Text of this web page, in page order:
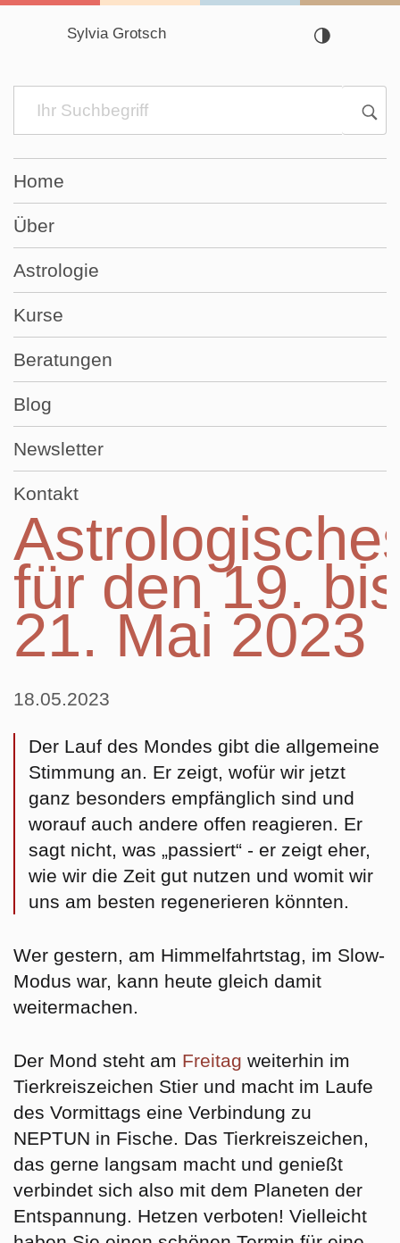
Sylvia Grotsch
Navigation
überspringen
Home
Über
Astrologie
Kurse
Beratungen
Blog
Newsletter
Kontakt
für den 19. bis
21. Mai 2023
18.05.2023
Der Lauf des Mondes gibt die allgemeine
Stimmung an. Er zeigt, wofür wir jetzt
ganz besonders empfänglich sind und
worauf auch andere offen reagieren. Er
sagt nicht, was „passiert“ - er zeigt eher,
wie wir die Zeit gut nutzen und womit wir
uns am besten regenerieren könnten.
Wer gestern, am Himmelfahrtstag, im Slow-
Modus war, kann heute gleich damit
weitermachen.
Der Mond steht am Freitag weiterhin im
Tierkreiszeichen Stier und macht im Laufe
des Vormittags eine Verbindung zu
NEPTUN in Fische. Das Tierkreiszeichen,
das gerne langsam macht und genießt
verbindet sich also mit dem Planeten der
Entspannung. Hetzen verboten! Vielleicht